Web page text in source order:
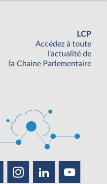
LCP
Accédez à toute
l'actualité de
la Chaine Parlementaire